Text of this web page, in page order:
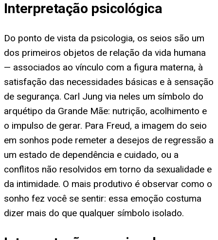
Interpretação psicológica
Do ponto de vista da psicologia, os seios são um
dos primeiros objetos de relação da vida humana
— associados ao vínculo com a figura materna, à
satisfação das necessidades básicas e à sensação
de segurança. Carl Jung via neles um símbolo do
arquétipo da Grande Mãe: nutrição, acolhimento e
o impulso de gerar. Para Freud, a imagem do seio
em sonhos pode remeter a desejos de regressão a
um estado de dependência e cuidado, ou a
conflitos não resolvidos em torno da sexualidade e
da intimidade. O mais produtivo é observar como o
sonho fez você se sentir: essa emoção costuma
dizer mais do que qualquer símbolo isolado.